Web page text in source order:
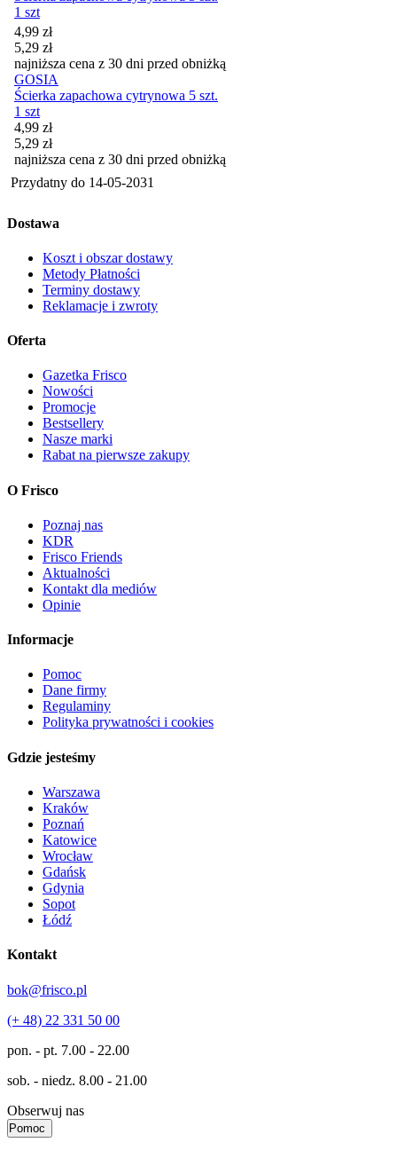
1 szt
Cena promocyjna
4,99 zł
5,29 zł
najniższa cena z 30 dni przed obniżką
GOSIA
Ścierka zapachowa cytrynowa 5 szt.
1 szt
Cena promocyjna
4,99 zł
5,29 zł
najniższa cena z 30 dni przed obniżką
Przydatny do 14-05-2031
Dostawa
Koszt i obszar dostawy
Metody Płatności
Terminy dostawy
Reklamacje i zwroty
Oferta
Gazetka Frisco
Nowości
Promocje
Bestsellery
Nasze marki
Rabat na pierwsze zakupy
O Frisco
Poznaj nas
KDR
Frisco Friends
Aktualności
Kontakt dla mediów
Opinie
Informacje
Pomoc
Dane firmy
Regulaminy
Polityka prywatności i cookies
Gdzie jesteśmy
Warszawa
Kraków
Poznań
Katowice
Wrocław
Gdańsk
Gdynia
Sopot
Łódź
Kontakt
bok@frisco.pl
(+ 48) 22 331 50 00
pon. - pt. 7.00 - 22.00
sob. - niedz. 8.00 - 21.00
Obserwuj nas
Pomoc